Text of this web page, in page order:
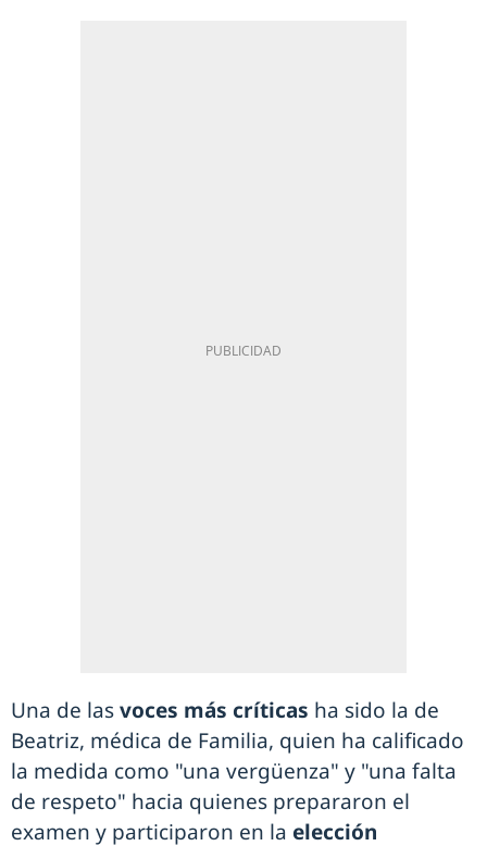
Una de lasvoces más críticas ha sido la de
Beatriz, médica de Familia, quien ha calificado
la medida como "una vergüenza" y "una falta
de respeto" hacia quienes prepararon el
examen y participaron en la elección